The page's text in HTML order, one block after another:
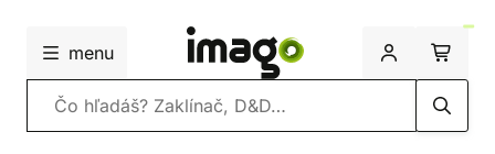
menu
Vyhľadávanie